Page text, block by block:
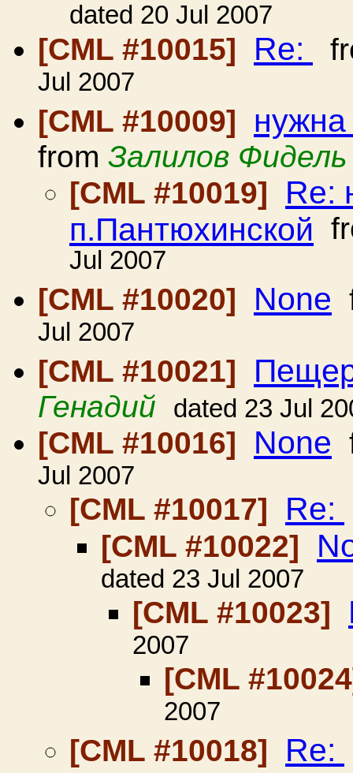
dated 20 Jul 2007
[CML #10015] Re:
Jul 2007
[CML #10009]
from Залилов Фидель
[CML #10019]
Re:
п.Пантюхинской
Jul 2007
[CML #10020]
None
Jul 2007
[CML #10021]
Генадий dated 23 Jul
[CML #10016] None
Jul 2007
[CML #10017] Re:
[CML #10022]
dated 23 Jul 2007
[CML #10023]
2007
[CML
2007
[CML #10018]
Re: